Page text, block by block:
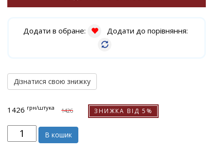
Додати в обране: Додати до порівняння:
Дізнатися свою знижку
1426 грн/штука 1426 ЗНИЖКА ВІД 5%
В кошик